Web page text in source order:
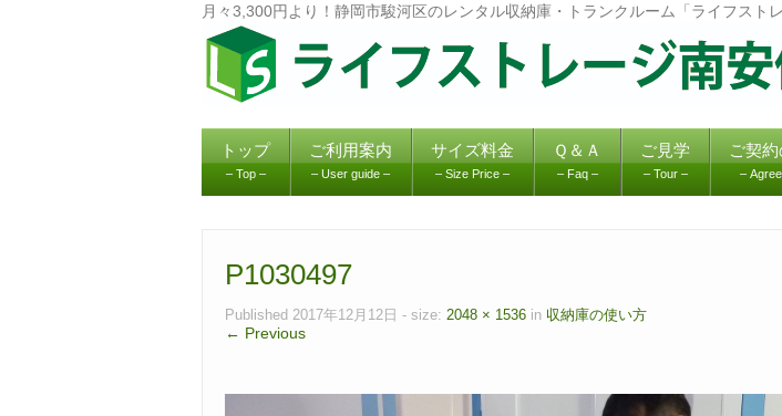
月々3,300円より！静岡市駿河区のレンタル収納庫・トランクルーム「ライフストレ
トップ
– Top –
ご利用案内
– User guide –
サイズ料金
– Size Price –
Ｑ＆Ａ
– Faq –
ご見学
– Tour –
ご契
–
P1030497
Published 2017年12月12日 - size: 2048 × 1536 in 収納庫の使い方
← Previous